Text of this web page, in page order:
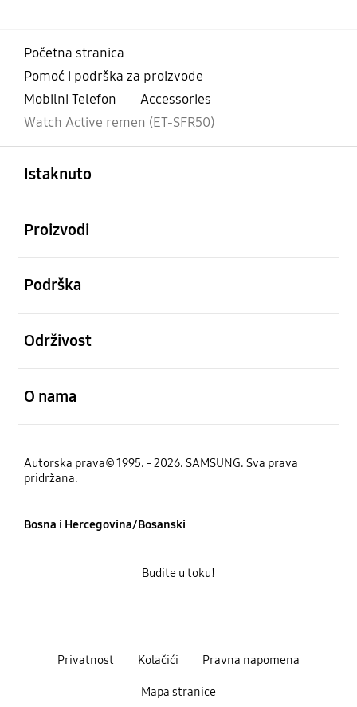
Početna stranica
Pomoć i podrška za proizvode
Mobilni Telefon
Accessories
Watch Active remen (ET-SFR50)
Istaknuto
Proizvodi
Podrška
Održivost
O nama
Autorska prava© 1995. - 2026. SAMSUNG. Sva prava
pridržana.
Bosna i Hercegovina/Bosanski
Privatnost Kolačići Pravna napomena
Mapa stranice
Budite u toku!